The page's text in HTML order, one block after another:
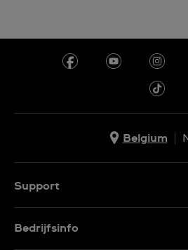
Belgium
Support
Bedrijfsinfo